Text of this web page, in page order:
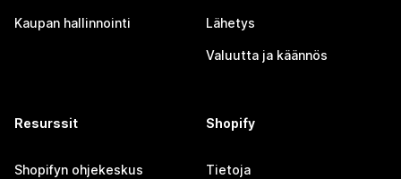
Kaupan hallinnointi Lähetys
Valuutta ja käännös
Resurssit
Shopifyn ohjekeskus
Shopify
Tietoja